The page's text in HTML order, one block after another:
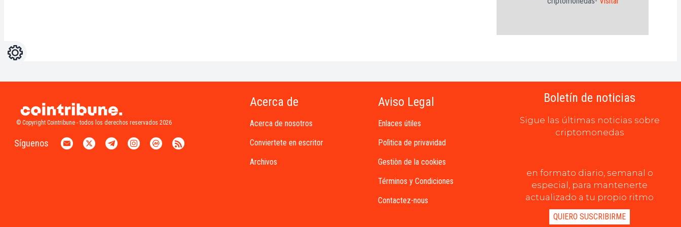
Ajustes
© Copyright Cointribune - todos los derechos reservados 2026
Síguenos
Acerca de
Acerca de nosotros
Conviertete en escritor
Archivos
Aviso Legal
Enlaces útiles
Polìtica de privavidad
Gestiòn de la cookies
Términos y Condiciones
Contactez-nous
Boletín de noticias
Sigue las últimas noticias sobre
criptomonedas
en formato diario, semanal o
especial, para mantenerte
actualizado a tu propio ritmo
QUIERO SUSCRIBIRME